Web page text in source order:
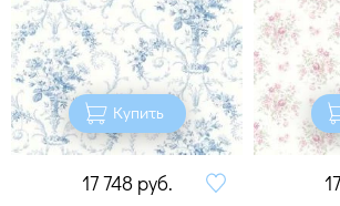
Купить
17 748 руб.